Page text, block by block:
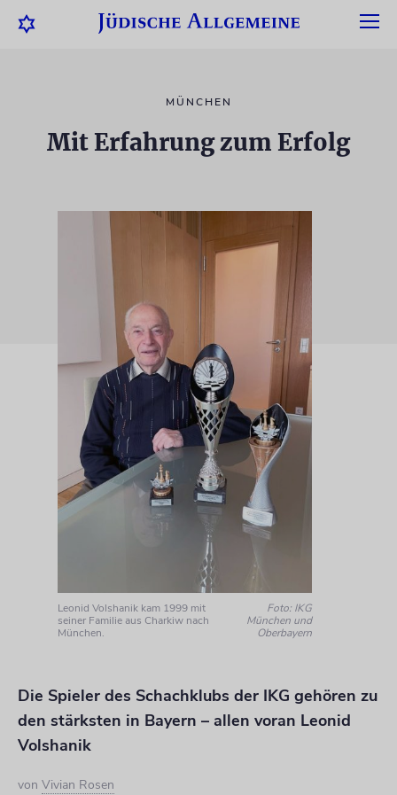
MÜNCHEN
Mit Erfahrung zum Erfolg
Leonid Volshanik kam 1999 mit
seiner Familie aus Charkiw nach
München.
Foto: IKG
München und
Oberbayern
Die Spieler des Schachklubs der IKG gehören zu
den stärksten in Bayern – allen voran Leonid
Volshanik
von Vivian Rosen